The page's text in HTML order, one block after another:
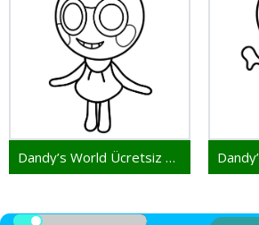
Dandy’s World Ücretsiz Verilen